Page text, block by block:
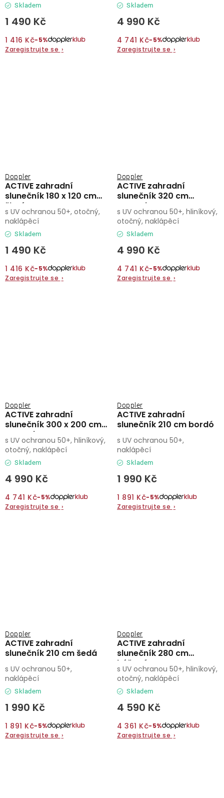
Skladem
1 490 Kč
1 416 Kč−5%
Zaregistrujte se ›
Skladem
4 990 Kč
4 741 Kč−5%
Zaregistrujte se ›
ACTIVE zahradní
slunečník 180 x 120 cm
žlutá
Doppler
Skladem
1 490 Kč
1 416 Kč−5%
Zaregistrujte se ›
s UV ochranou 50+, otočný,
naklápěcí
ACTIVE zahradní
slunečník 320 cm
antracit
Doppler
Skladem
4 990 Kč
4 741 Kč−5%
Zaregistrujte se ›
s UV ochranou 50+, hliníkový,
otočný, naklápěcí
ACTIVE zahradní
slunečník 300 x 200 cm
antracit
Doppler
Skladem
4 990 Kč
4 741 Kč−5%
Zaregistrujte se ›
s UV ochranou 50+, hliníkový,
otočný, naklápěcí
ACTIVE zahradní
slunečník 210 cm bordó
Doppler
Skladem
1 990 Kč
1 891 Kč−5%
Zaregistrujte se ›
s UV ochranou 50+,
naklápěcí
ACTIVE zahradní
slunečník 210 cm šedá
Doppler
Skladem
1 990 Kč
1 891 Kč−5%
Zaregistrujte se ›
s UV ochranou 50+,
naklápěcí
ACTIVE zahradní
slunečník 280 cm
béžová
Doppler
Skladem
4 590 Kč
4 361 Kč−5%
Zaregistrujte se ›
s UV ochranou 50+, hliníkový,
otočný, naklápěcí